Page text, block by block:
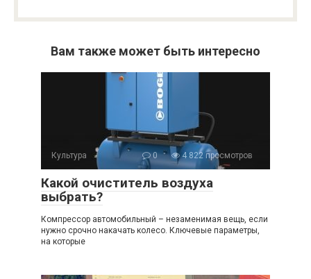
Вам также может быть интересно
Культура 0 4 822 просмотров
Какой очиститель воздуха
выбрать?
Компрессор автомобильный – незаменимая вещь, если
нужно срочно накачать колесо. Ключевые параметры,
на которые